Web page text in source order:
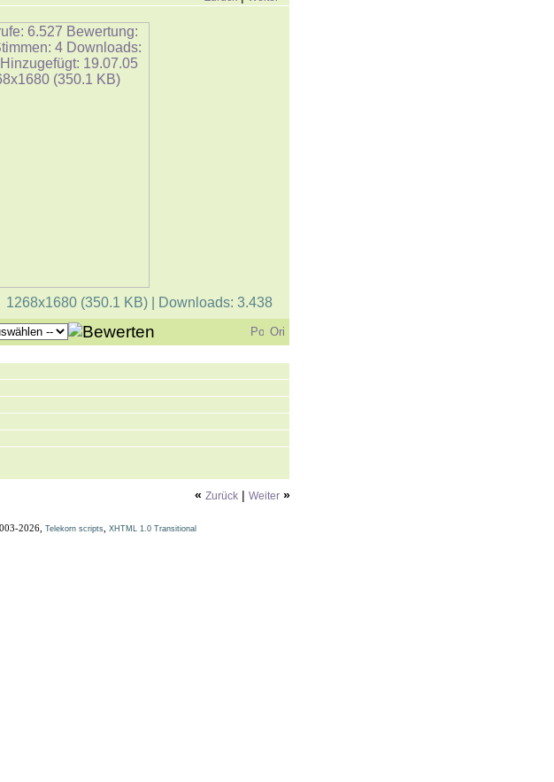
(350.1 KB) | Downloads: 3.438
« Zurück | Weiter »
2026, Telekorn scripts, XHTML 1.0 Transitional